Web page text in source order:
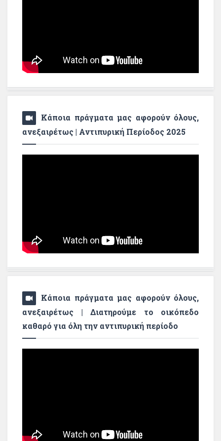
Κάποια πράγματα μας αφορούν όλους,
ανεξαιρέτως | Αντιπυρική Περίοδος 2025
Κάποια πράγματα μας αφορούν όλους,
ανεξαιρέτως | Διατηρούμε το οικόπεδο
καθαρό για όλη την αντιπυρική περίοδο